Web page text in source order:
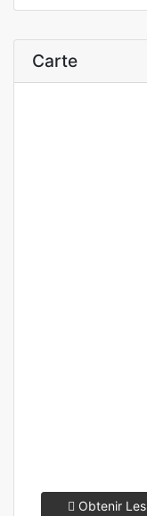
Carte
Obtenir Les